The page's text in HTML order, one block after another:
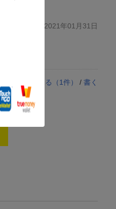
投稿日：2021年01月31日
レビューを見る（1件） / 書く